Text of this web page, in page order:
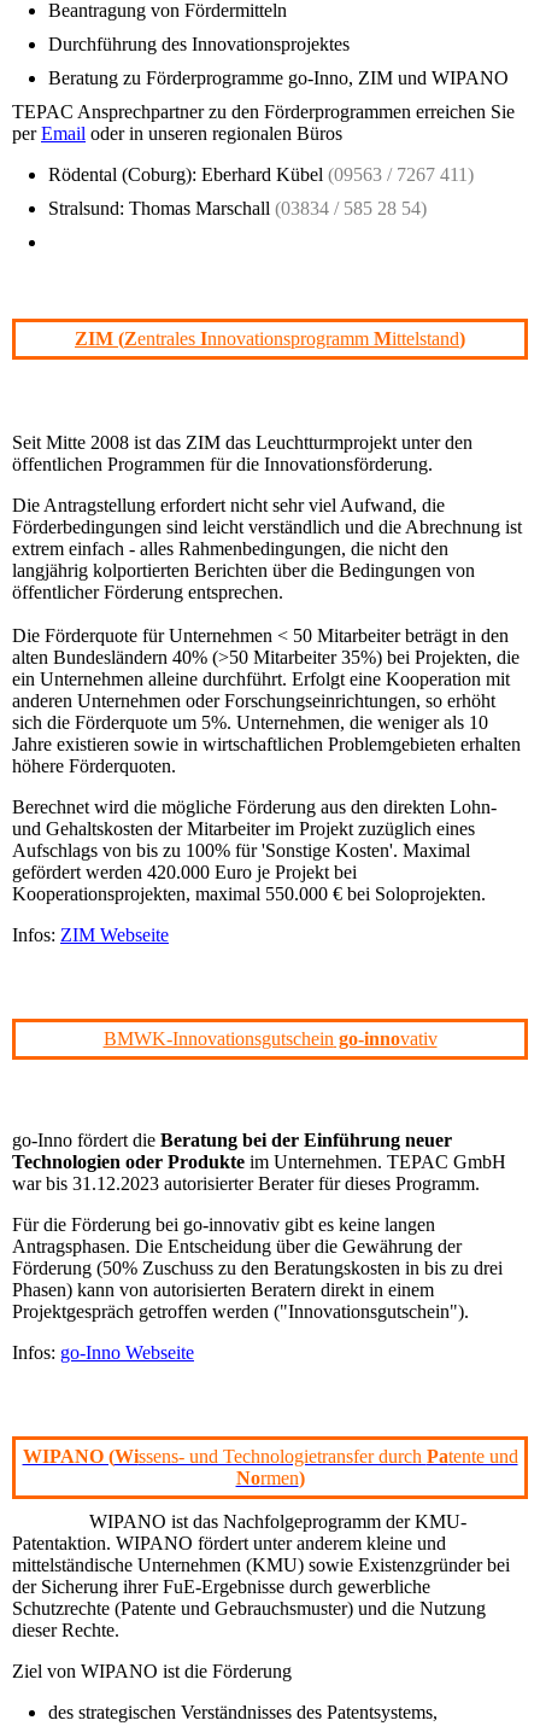
Beantragung von Fördermitteln
Durchführung des Innovationsprojektes
Beratung zu Förderprogramme go-Inno, ZIM und WIPANO
TEPAC Ansprechpartner zu den Förderprogrammen erreichen Sie
perEmail oder in unseren regionalen Büros
Rödental (Coburg): Eberhard Kübel (09563 / 7267 411)
Stralsund: Thomas Marschall (03834 / 585 28 54)
ZIM (Zentrales Innovationsprogramm Mittelstand)
Seit Mitte 2008 ist das ZIM das Leuchtturmprojekt unter den
öffentlichen Programmen für die Innovationsförderung.
Die Antragstellung erfordert nicht sehr viel Aufwand, die
Förderbedingungen sind leicht verständlich und die Abrechnung ist
extrem einfach - alles Rahmenbedingungen, die nicht den
langjährig kolportierten Berichten über die Bedingungen von
öffentlicher Förderung entsprechen.
Die Förderquote für Unternehmen < 50 Mitarbeiter beträgt in den
alten Bundesländern 40% (>50 Mitarbeiter 35%) bei Projekten, die
ein Unternehmen alleine durchführt. Erfolgt eine Kooperation mit
anderen Unternehmen oder Forschungseinrichtungen, so erhöht
sich die Förderquote um 5%. Unternehmen, die weniger als 10
Jahre existieren sowie in wirtschaftlichen Problemgebieten erhalten
höhere Förderquoten.
Berechnet wird die mögliche Förderung aus den direkten Lohn-
und Gehaltskosten der Mitarbeiter im Projekt zuzüglich eines
Aufschlags von bis zu 100% für 'Sonstige Kosten'. Maximal
gefördert werden 420.000 Euro je Projekt bei
Kooperationsprojekten, maximal 550.000 € bei Soloprojekten.
Infos: ZIM Webseite
BMWK-Innovationsgutschein go-innovativ
go-Inno fördert die Beratung bei der Einführung neuer
Technologien oder Produkte im Unternehmen. TEPAC GmbH
war bis 31.12.2023 autorisierter Berater für dieses Programm.
Für die Förderung bei go-innovativ gibt es keine langen
Antragsphasen. Die Entscheidung über die Gewährung der
Förderung (50% Zuschuss zu den Beratungskosten in bis zu drei
Phasen) kann von autorisierten Beratern direkt in einem
Projektgespräch getroffen werden ("Innovationsgutschein").
Infos: go-Inno Webseite
WIPANO (Wissens- und Technologietransfer durch Patente und
Normen)
WIPANO ist das Nachfolgeprogramm der KMU-
Patentaktion. WIPANO fördert unter anderem kleine und
mittelständische Unternehmen (KMU) sowie Existenzgründer bei
der Sicherung ihrer FuE-Ergebnisse durch gewerbliche
Schutzrechte (Patente und Gebrauchsmuster) und die Nutzung
dieser Rechte.
Ziel von WIPANO ist die Förderung
des strategischen Verständnisses des Patentsystems,